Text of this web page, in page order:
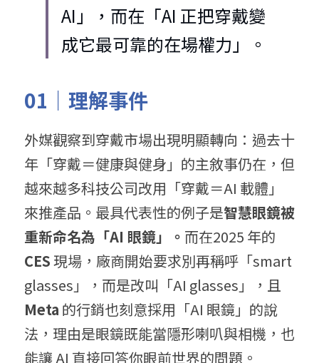
AI」，而在「AI 正把穿戴變
成它最可靠的在場權力」。
01｜理解事件
外媒觀察到穿戴市場出現明顯轉向：過去十
年「穿戴＝健康與健身」的主敘事仍在，但
越來越多科技公司改用「穿戴＝AI 載體」
來推產品。最具代表性的例子是智慧眼鏡被
重新命名為「AI 眼鏡」。
CES 現場，廠商開始要求別再稱呼「smart
Meta 的行銷也刻意採用「AI 眼鏡」的說
法，理由是眼鏡既能當隱形喇叭與相機，也
能讓 AI 直接回答你眼前世界的問題。